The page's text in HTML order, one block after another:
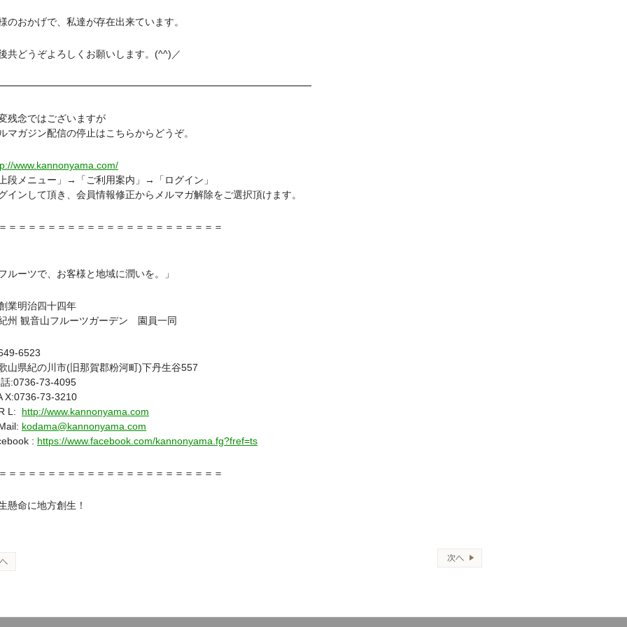
のおかげで、私達が存在出来ています。
共どうぞよろしくお願いします。(^^)／
残念ではございますが
マガジン配信の停止はこちらからどうぞ。
www.kannonyama.com/
段メニュー」→「ご利用案内」→「ログイン」
インして頂き、会員情報修正からメルマガ解除をご選択頂けます。
＝＝＝＝＝＝＝＝＝＝＝＝＝＝＝＝＝＝＝＝＝＝
ルーツで、お客様と地域に潤いを。」
明治四十四年
観音山フルーツガーデン 園員一同
6523
山県紀の川市(旧那賀郡粉河町)下丹生谷557
:0736-73-4095
X:0736-73-3210
L: http://www.kannonyama.com
kodama@kannonyama.com
: https://www.facebook.com/kannonyama.fg?fref=ts
＝＝＝＝＝＝＝＝＝＝＝＝＝＝＝＝＝＝＝＝＝＝
懸命に地方創生！